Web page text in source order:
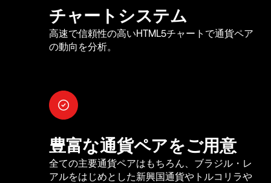
チャートシステム
高速で信頼性の高いHTML5チャートで通貨ペア
の動向を分析。
豊富な通貨ペアをご用意
全ての主要通貨ペアはもちろん、ブラジル・レ
アルをはじめとした新興国通貨やトルコリラや